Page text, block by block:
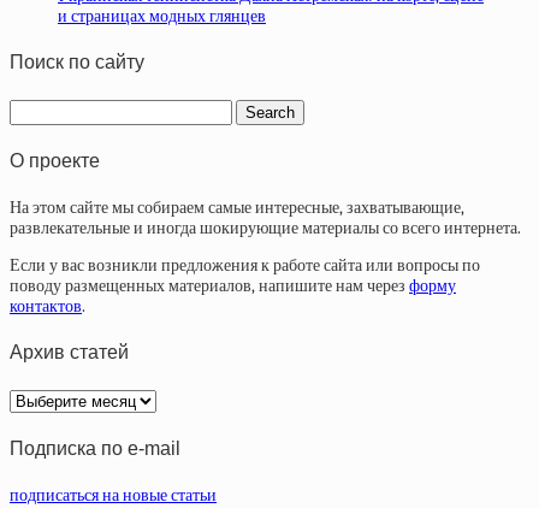
и страницах модных глянцев
Поиск по сайту
О проекте
На этом сайте мы собираем самые интересные, захватывающие,
развлекательные и иногда шокирующие материалы со всего интернета.
Если у вас возникли предложения к работе сайта или вопросы по
поводу размещенных материалов, напишите нам через форму
контактов.
Архив статей
Архив
статей
Подписка по e-mail
подписаться на новые статьи